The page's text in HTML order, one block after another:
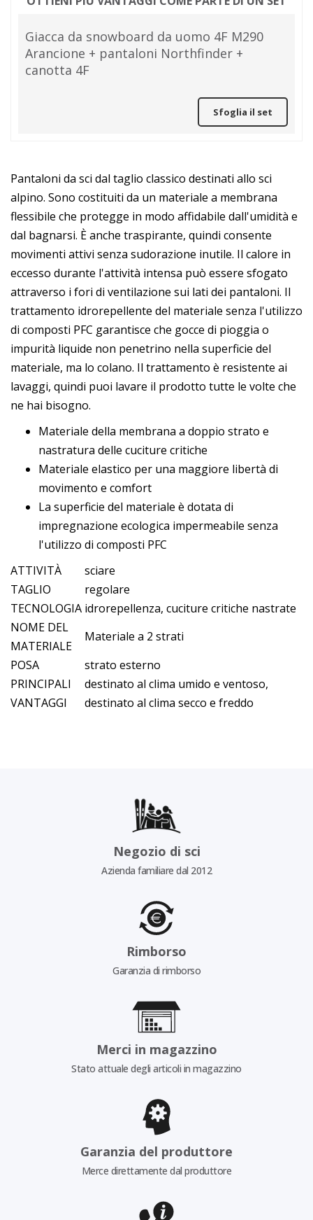
Giacca da snowboard da uomo 4F M290
Arancione + pantaloni Northfinder +
canotta 4F
Sfoglia il set
Pantaloni da sci dal taglio classico destinati allo sci
alpino. Sono costituiti da un materiale a membrana
flessibile che protegge in modo affidabile dall'umidità e
dal bagnarsi. È anche traspirante, quindi consente
movimenti attivi senza sudorazione inutile. Il calore in
eccesso durante l'attività intensa può essere sfogato
attraverso i fori di ventilazione sui lati dei pantaloni. Il
trattamento idrorepellente del materiale senza l'utilizzo
di composti PFC garantisce che gocce di pioggia o
impurità liquide non penetrino nella superficie del
materiale, ma lo colano. Il trattamento è resistente ai
lavaggi, quindi puoi lavare il prodotto tutte le volte che
ne hai bisogno.
Materiale della membrana a doppio strato e
nastratura delle cuciture critiche
Materiale elastico per una maggiore libertà di
movimento e comfort
La superficie del materiale è dotata di
impregnazione ecologica impermeabile senza
l'utilizzo di composti PFC
ATTIVITÀ
sciare
TAGLIO
regolare
TECNOLOGIA idrorepellenza, cuciture critiche nastrate
NOME DEL
MATERIALE
Materiale a 2 strati
POSA
strato esterno
PRINCIPALI
VANTAGGI
destinato al clima umido e ventoso,
destinato al clima secco e freddo
Negozio di sci
Azienda familiare dal 2012
Rimborso
Garanzia di rimborso
Merci in magazzino
Stato attuale degli articoli in magazzino
Garanzia del produttore
Merce direttamente dal produttore